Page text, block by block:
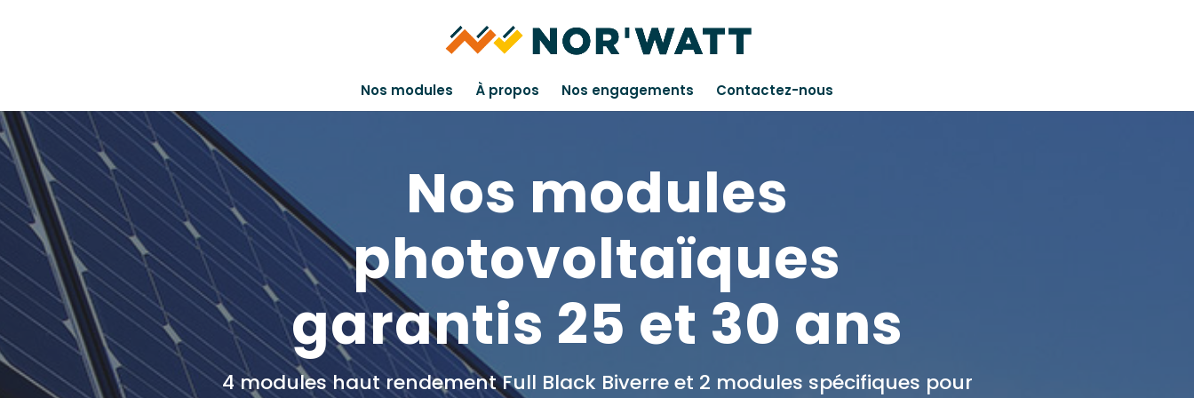
Nos modules À propos Nos engagements Contactez-nous
Nos modules
photovoltaïques
garantis 25 et 30 ans
4 modules haut rendement Full Black Biverre et 2 modules spécifiques pour